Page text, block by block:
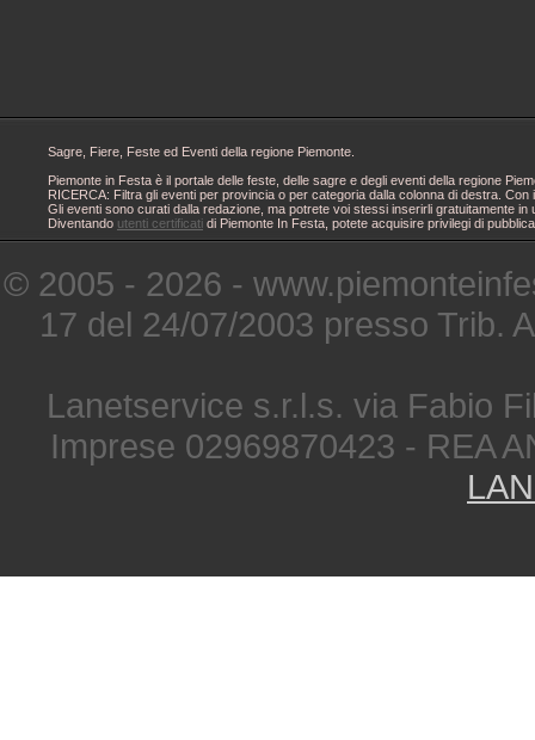
Sagre, Fiere, Feste ed Eventi della regione Piemonte.
Piemonte in Festa è il portale delle feste, delle sagre e degli eventi della regione
RICERCA: Filtra gli eventi per provincia o per categoria dalla colonna di destra.
Gli eventi sono curati dalla redazione, ma potrete voi stessi inserirli gratuitamente
Diventando utenti certificati di Piemonte In Festa, potete acquisire privilegi di
© 2005 - 2026 -
17 del 24/07/2003 presso Trib.
Lanetservice s.r.l.s. via Fabio
Imprese 02969870423 - REA